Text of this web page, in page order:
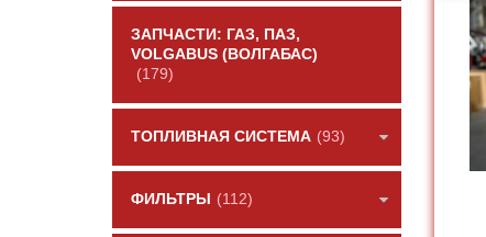
ЗАПЧАСТИ: ГАЗ, ПАЗ,
VOLGABUS (ВОЛГАБАС)
(179)
ТОПЛИВНАЯ СИСТЕМА (93)
ФИЛЬТРЫ (112)